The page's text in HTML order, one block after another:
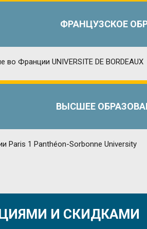
ФРАНЦУЗСКОЕ
ВЫСШЕЕ
И СКИДКАМИ